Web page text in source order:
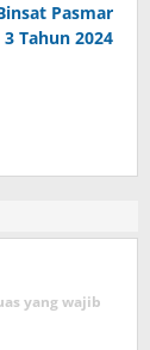
Pasmar
3 Tahun 2024
yang wajib